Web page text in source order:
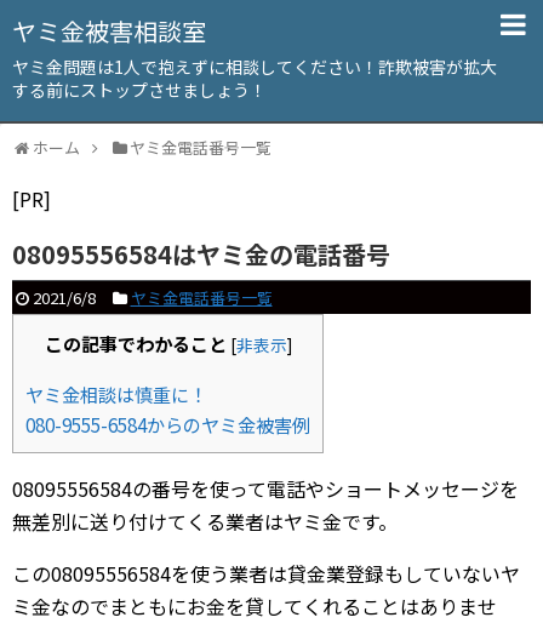
ヤミ金被害相談室
ヤミ金問題は1人で抱えずに相談してください！詐欺被害が拡大
する前にストップさせましょう！
ホーム ヤミ金電話番号一覧
[PR]
08095556584はヤミ金の電話番号
2021/6/8 ヤミ金電話番号一覧
この記事でわかること [非表示]
ヤミ金相談は慎重に！
080-9555-6584からのヤミ金被害例
08095556584の番号を使って電話やショートメッセージを
無差別に送り付けてくる業者はヤミ金です。
この08095556584を使う業者は貸金業登録もしていないヤ
ミ金なのでまともにお金を貸してくれることはありませ